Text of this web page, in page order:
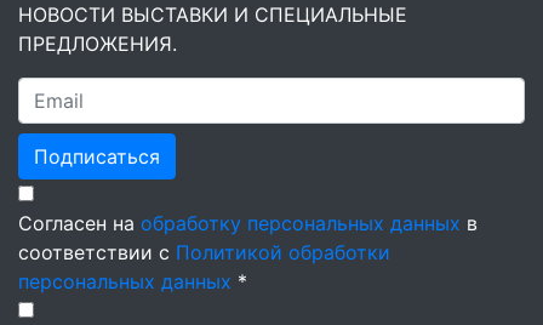
НОВОСТИ ВЫСТАВКИ И СПЕЦИАЛЬНЫЕ
ПРЕДЛОЖЕНИЯ.
Подписаться
Согласен на обработку персональных данных в
соответствии с Политикой обработки
персональных данных *